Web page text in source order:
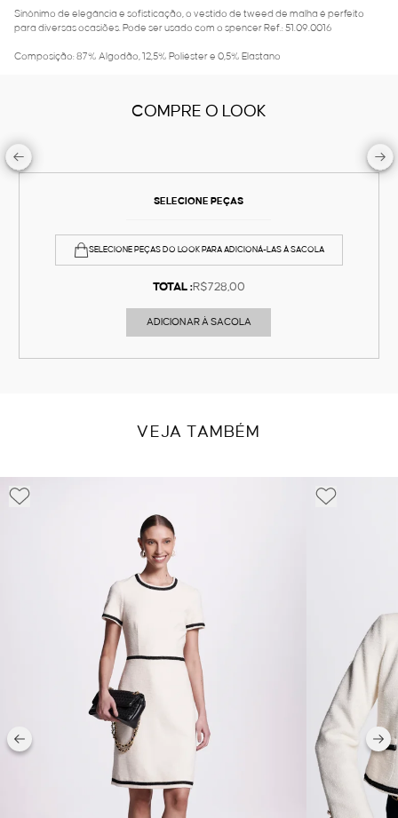
Sinônimo de elegância e sofisticação, o vestido de tweed de malha é perfeito
para diversas ocasiões. Pode ser usado com o spencer Ref.: 51.09.0016
Composição: 87% Algodão, 12,5% Poliéster e 0,5% Elastano
COMPRE O LOOK
SELECIONE PEÇAS
SELECIONE PEÇAS DO LOOK PARA ADICIONÁ-LAS À SACOLA
TOTAL :R$728,00
ADICIONAR À SACOLA
VEJA TAMBÉM